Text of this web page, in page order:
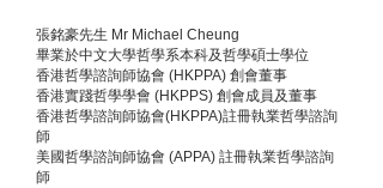
張銘豪先生 Mr Michael Cheung
畢業於中文大學哲學系本科及哲學碩士學位
香港哲學諮詢師協會 (HKPPA) 創會董事
香港實踐哲學學會 (HKPPS) 創會成員及董事
香港哲學諮詢師協會(HKPPA)註冊執業哲學諮詢
師
美國哲學諮詢師協會 (APPA) 註冊執業哲學諮詢
師